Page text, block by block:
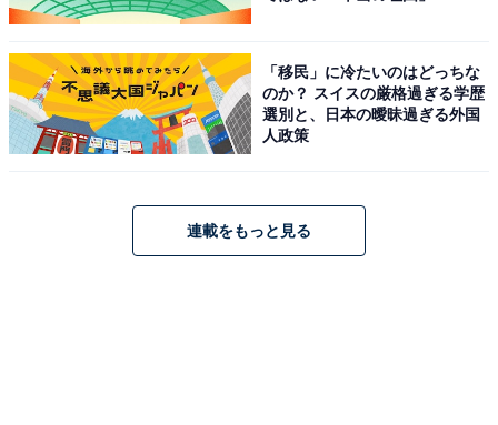
「移民」に冷たいのはどっちな
のか？ スイスの厳格過ぎる学歴
選別と、日本の曖昧過ぎる外国
人政策
連載をもっと見る